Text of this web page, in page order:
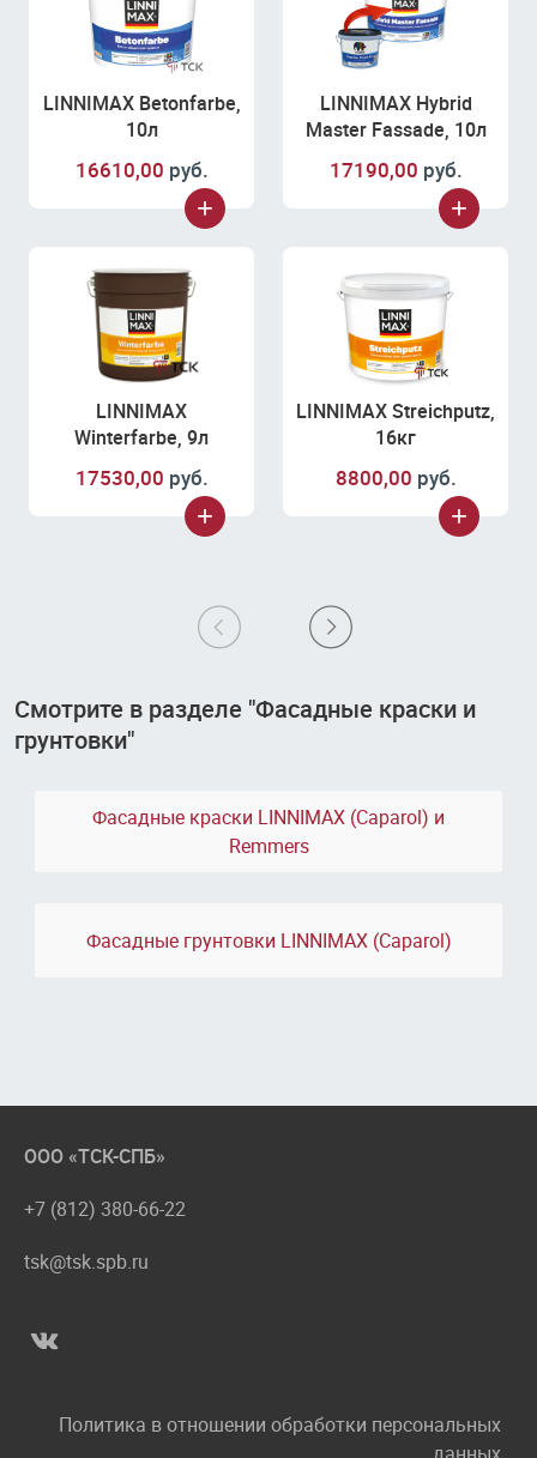
LINNIMAX Betonfarbe,
10л
16610,00 руб.
LINNIMAX Hybrid
Master Fassade, 10л
17190,00 руб.
LINNIMAX
Winterfarbe, 9л
17530,00 руб.
LINNIMAX Streichputz,
16кг
8800,00 руб.
Смотрите в разделе "Фасадные краски и
грунтовки"
Фасадные краски LINNIMAX (Caparol) и
Remmers
Фасадные грунтовки LINNIMAX (Caparol)
ООО «ТСК-СПБ»
+7 (812) 380-66-22
tsk@tsk.spb.ru
Политика в отношении обработки персональных